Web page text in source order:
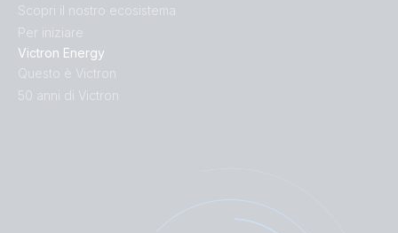
Scopri il nostro ecosistema
Per iniziare
Victron Energy
Questo è Victron
50 anni di Victron